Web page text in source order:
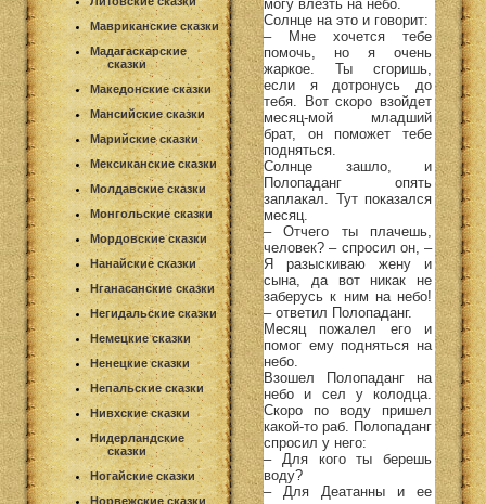
Мавриканские сказки
Мадагаскарские
сказки
Македонские сказки
Мансийские сказки
Марийские сказки
Мексиканские сказки
Молдавские сказки
Монгольские сказки
Мордовские сказки
Нанайские сказки
Нганасанские сказки
Негидальские сказки
Немецкие сказки
Ненецкие сказки
Непальские сказки
Нивхские сказки
Нидерландские
сказки
Ногайские сказки
Норвежские сказки
могу влезть на небо.
Солнце на это и говорит:
– Мне хочется тебе
помочь, но я очень
жаркое. Ты сгоришь,
если я дотронусь до
тебя. Вот скоро взойдет
месяц-мой младший
брат, он поможет тебе
подняться.
Солнце зашло, и
Полопаданг опять
заплакал. Тут показался
месяц.
– Отчего ты плачешь,
человек? – спросил он, –
Я разыскиваю жену и
сына, да вот никак не
заберусь к ним на небо!
– ответил Полопаданг.
Месяц пожалел его и
помог ему подняться на
небо.
Взошел Полопаданг на
небо и сел у колодца.
Скоро по воду пришел
какой-то раб. Полопаданг
спросил у него:
– Для кого ты берешь
воду?
– Для Деатанны и ее